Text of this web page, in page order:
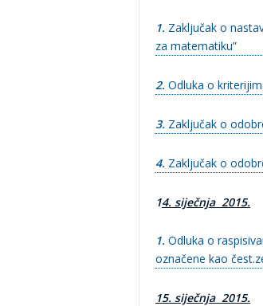
1. Zaključak o
za matematiku”
2. Odluka o
3. Zaključak o
4. Zaključak o
14. siječnja 2015.
1. Odluka o
označene kao
15. siječnja 2015.